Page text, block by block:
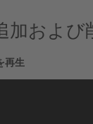
加および
再生